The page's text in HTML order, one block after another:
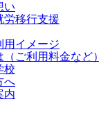
い
労移行支援
用イメージ
ご利用料金など）
校
へ
内